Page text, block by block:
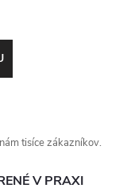
tisíce zákazníkov.
V PRAXI